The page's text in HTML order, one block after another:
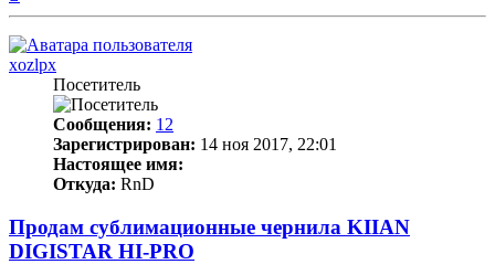
к
началу
xozlpx
Посетитель
Сообщения: 12
Зарегистрирован: 14 ноя 2017, 22:01
Настоящее имя:
Откуда: RnD
Продам сублимационные чернила KIIAN
DIGISTAR HI-PRO